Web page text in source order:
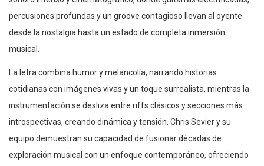
percusiones profundas y un groove contagioso llevan al oyente
desde la nostalgia hasta un estado de completa inmersión
musical.
La letra combina humor y melancolía, narrando historias
cotidianas con imágenes vivas y un toque surrealista, mientras la
instrumentación se desliza entre riffs clásicos y secciones más
introspectivas, creando dinámica y tensión. Chris Sevier y su
equipo demuestran su capacidad de fusionar décadas de
exploración musical con un enfoque contemporáneo, ofreciendo